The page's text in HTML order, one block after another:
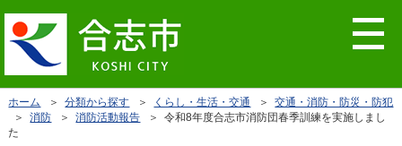
ホーム ＞分類から探す ＞ くらし・生活・交通 ＞交通・消防・防災・防犯
＞消防 ＞消防活動報告 ＞ 令和8年度合志市消防団春季訓練を実施しまし
た